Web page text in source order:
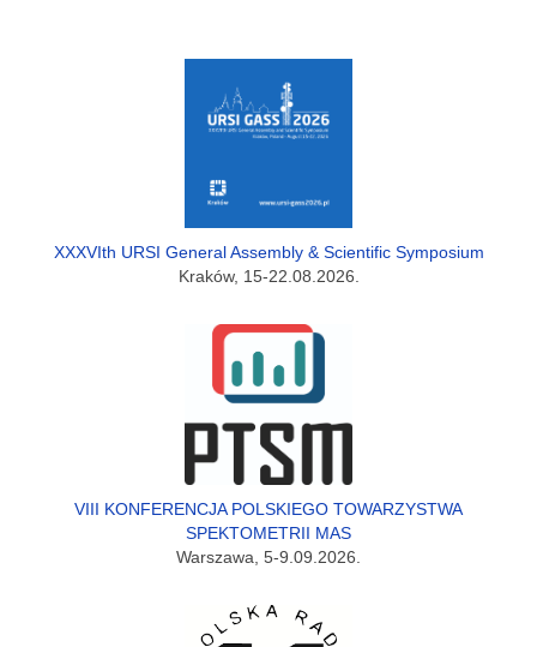
XXXVIth URSI General Assembly & Scientific Symposium
Kraków, 15-22.08.2026.
VIII KONFERENCJA POLSKIEGO TOWARZYSTWA
SPEKTOMETRII MAS
Warszawa, 5-9.09.2026.